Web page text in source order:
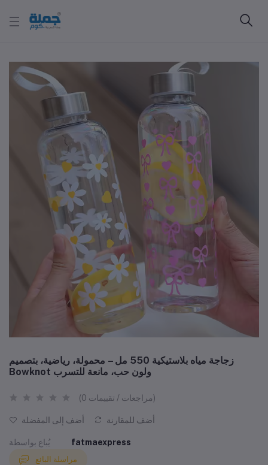
زجاجة مياه بلاستيكية 550 مل – محمولة، رياضية، بتصميم
Bowknot ولون حب، مانعة للتسرب
(0 مراجعات / تقييمات)
أضف إلى المفضلة أضف للمقارنة
يُباع بواسطة fatmaexpress
مراسلة البائع